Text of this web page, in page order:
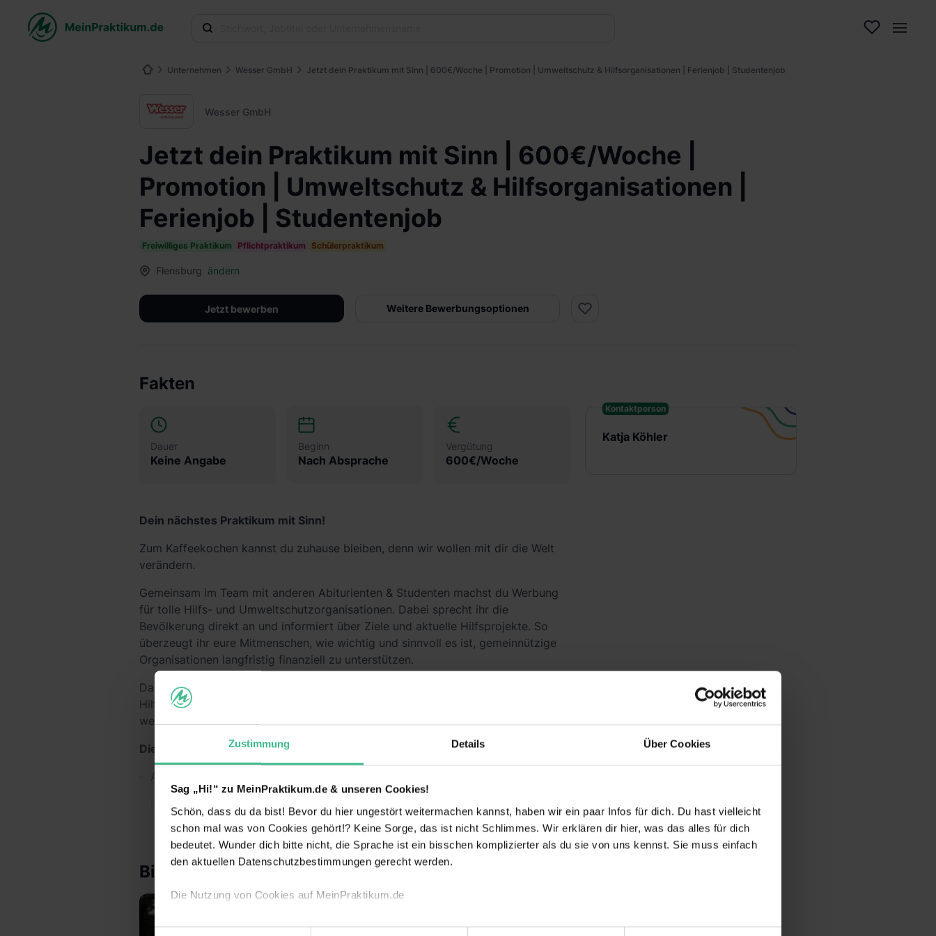
Zustimmung Details Über Cookies
Sag „Hi!“ zu MeinPraktikum.de & unseren Cookies!
Schön, dass du da bist! Bevor du hier ungestört weitermachen kannst, haben wir ein paar Infos für dich. Du hast vielleicht
schon mal was von Cookies gehört!? Keine Sorge, das ist nicht Schlimmes. Wir erklären dir hier, was das alles für dich
bedeutet. Wunder dich bitte nicht, die Sprache ist ein bisschen komplizierter als du sie von uns kennst. Sie muss einfach
den aktuellen Datenschutzbestimmungen gerecht werden.
Die Nutzung von Cookies auf MeinPraktikum.de
Wir verwenden Cookies zur technischen Funktion unserer Webseite („Notwendig“), um von dir bei Benutzung der
Unternehmen Wesser GmbH Jetzt dein Praktikum mit Sinn | 600€/Woche | Promotion | Umweltschutz & Hilfsorganisationen | Ferienjob | Studentenjob
Wesser GmbH
Jetzt dein Praktikum mit Sinn | 600€/Woche |
Promotion | Umweltschutz & Hilfsorganisationen |
Ferienjob | Studentenjob
Freiwilliges Praktikum Pflichtpraktikum Schülerpraktikum
Flensburg ändern
Jetzt bewerben Weitere Bewerbungsoptionen
Fakten
Dauer
Keine Angabe
Beginn
Nach Absprache
Vergütung
600€/Woche
Dein nächstes Praktikum mit Sinn!
Zum Kaffeekochen kannst du zuhause bleiben, denn wir wollen mit dir die Welt
verändern.
Gemeinsam im Team mit anderen Abiturienten & Studenten machst du Werbung
für tolle Hilfs- und Umweltschutzorganisationen. Dabei sprecht ihr die
Bevölkerung direkt an und informiert über Ziele und aktuelle Hilfsprojekte. So
überzeugt ihr eure Mitmenschen, wie wichtig und sinnvoll es ist, gemeinnützige
Organisationen langfristig finanziell zu unterstützen.
Das heißt, du trägst durch dein Praktikum aktiv dazu bei, dass großartige
Hilfsprojekte zum Schutz von Mensch, Tier und Umwelt nachhaltig umgesetzt
werden können!
Die Vorteile:
Arbeite bundesweit und entdecke Deutschlands größte Städte für dich!
Lerne coole neue Leute kennen und arbeite im Team!
Verdiene 600€/Woche
Sichere dir darüber hinaus Prämien durch deine Einsatzbereitschaft
Lass dich von uns coachen & erhalte nach deinem Einsatz ein Top-Zeugnis!
Extra-Features:
weiterlesen
Bilder
Kontaktperson
Katja Köhler